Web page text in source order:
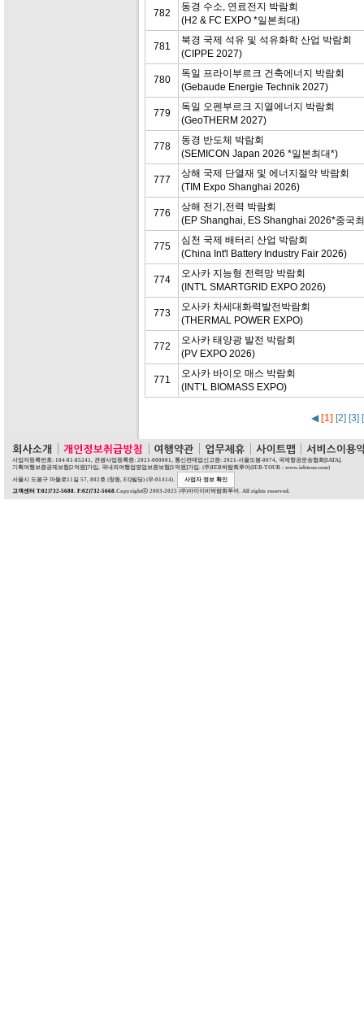
782
동경 수소, 연료전지 박람회
(H2 & FC EXPO *일본최대)
781
북경 국제 석유 및 석유화학 산업 박람회
(CIPPE 2027)
780
독일 프라이부르크 건축에너지 박람회
(Gebaude Energie Technik 2027)
779
독일 오펜부르크 지열에너지 박람회
(GeoTHERM 2027)
778
동경 반도체 박람회
(SEMICON Japan 2026 *일본최대*)
777
상해 국제 단열재 및 에너지절약 박람회
(TIM Expo Shanghai 2026)
776
상해 전기,전력 박람회
(EP Shanghai, ES Shanghai 2026*중국
775
심천 국제 배터리 산업 박람회
(China Int'l Battery Industry Fair 2026)
774
오사카 지능형 전력망 박람회
(INT'L SMARTGRID EXPO 2026)
773
오사카 차세대화력발전박람회
(THERMAL POWER EXPO)
772
오사카 태양광 발전 박람회
(PV EXPO 2026)
771
오사카 바이오 매스 박람회
(INT’L BIOMASS EXPO)
◀ [1] [2] [3]
사업자등록번호: 104-81-85241, 관광사업등록증: 2021-000001, 통신판매업신고증: 2021-서울도봉-0074, 국제항공운송협회[IATA].
기획여행보증공제보험[2억원]가입, 국내외여행업영업보증보험[1억원]가입. (주)IEB박람회투어(IEB-TOUR : www.iebtour.com)
서울시 도봉구 마들로11길 57, 802호 (창동, EQ빌딩) (우:01414).
사업자 정보 확인
고객센터 T:02)732-5688. F:02)732-5668.Copyrightⓒ 2003-2025 (주)아이이비박람회투어. All rights reserved.